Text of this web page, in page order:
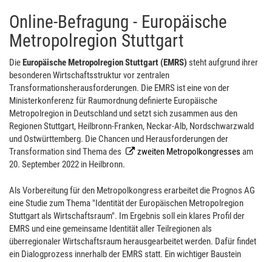
Online-Befragung - Europäische
Metropolregion Stuttgart
DieEuropäische Metropolregion Stuttgart (EMRS) steht aufgrund ihrer
besonderen Wirtschaftsstruktur vor zentralen
Transformationsherausforderungen. Die EMRS ist eine von der
Ministerkonferenz für Raumordnung definierte Europäische
Metropolregion in Deutschland und setzt sich zusammen aus den
Regionen Stuttgart, Heilbronn-Franken, Neckar-Alb, Nordschwarzwald
und Ostwürttemberg. Die Chancen und Herausforderungen der
Transformation sind Thema des
zweiten Metropolkongresses am
20. September 2022 in Heilbronn.
Als Vorbereitung für den Metropolkongress erarbeitet die Prognos AG
eine Studie zum Thema "Identität der Europäischen Metropolregion
Stuttgart als Wirtschaftsraum". Im Ergebnis soll ein klares Profil der
EMRS und eine gemeinsame Identität aller Teilregionen als
überregionaler Wirtschaftsraum herausgearbeitet werden. Dafür findet
ein Dialogprozess innerhalb der EMRS statt. Ein wichtiger Baustein